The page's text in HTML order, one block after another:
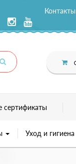
Контакты
сертификаты
Уход и гигиена